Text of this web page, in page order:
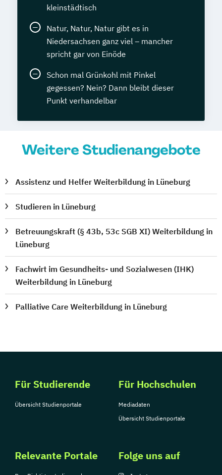
kleinstädtisch
Natur, Natur, Natur gibt es in
Niedersachsen ganz viel – mancher
spricht gar von Einöde
Schon mal Grünkohl mit Pinkel
gegessen? Nein? Dann bleibt dieser
Punkt verhandelbar
Weitere Studienangebote
Assistenz und Helfer Weiterbildung in Lüneburg
Studieren in Lüneburg
Betreuungskraft (§ 43b, 53c SGB XI) Weiterbildung in
Lüneburg
Fachwirt im Gesundheits- und Sozialwesen (IHK)
Weiterbildung in Lüneburg
Palliative Care Weiterbildung in Lüneburg
Für Studierende
Übersicht Studienportale
Für Hochschulen
Mediadaten
Übersicht Studienportale
Relevante Portale Folge uns auf